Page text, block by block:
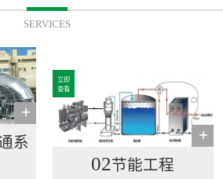
SERVICES
系
立即
查看
02节能工程